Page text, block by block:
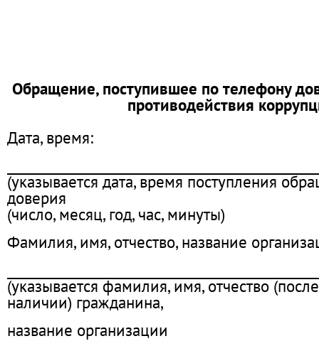
Обращение, поступившее по телефону
противодействия
Дата, время:
(указывается дата, время поступления
доверия
(число, месяц, год, час, минуты)
Фамилия, имя, отчество, название
(указывается фамилия, имя, отчество
наличии) гражданина,
название организации